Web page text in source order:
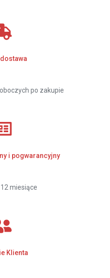
po zakupie
i pogwarancyjny
miesiące
Klienta